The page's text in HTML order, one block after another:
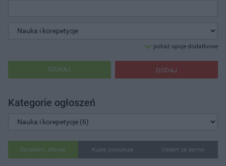
pokaż opcje dodatkowe
DODAJ
SZUKAJ
Kategorie ogłoszeń
Sprzedam, oferuję Kupię, poszukuję Oddam za darmo